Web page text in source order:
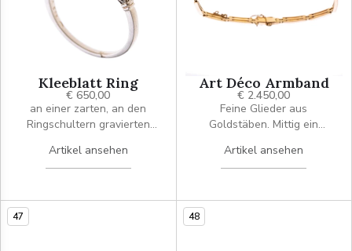
Kleeblatt Ring
€ 650,00
an einer zarten, an den
Ringschultern gravierten
Mittestück, geschmückt von
einem dreiblättrigen
Diamanten. Signiert "WT".
Artikel ansehen
Art Déco Armband
€ 2.450,00
Feine Glieder aus
Goldstäben. Mittig ein
Weißgoldelement mit
Bogenelementen, besetzt
In der Mitte befinden sich
sechs Altschliffdiamanten in
Artikel ansehen
47 48